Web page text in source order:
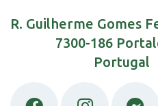
R. Guilherme Gomes
7300-186
Portugal